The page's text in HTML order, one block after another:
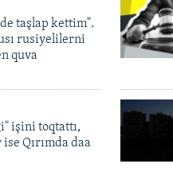
taşlap kettim".
rusiyelilerni
quva
işini toqtattı,
Qırımda daa